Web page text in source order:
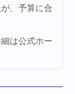
、予算に合
は公式ホー